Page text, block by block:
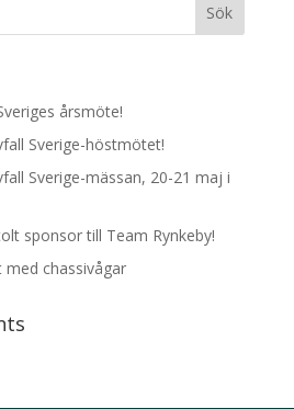
årsmöte!
Sverige-höstmötet!
Sverige-mässan, 20-21 maj i
sponsor till Team Rynkeby!
chassivågar